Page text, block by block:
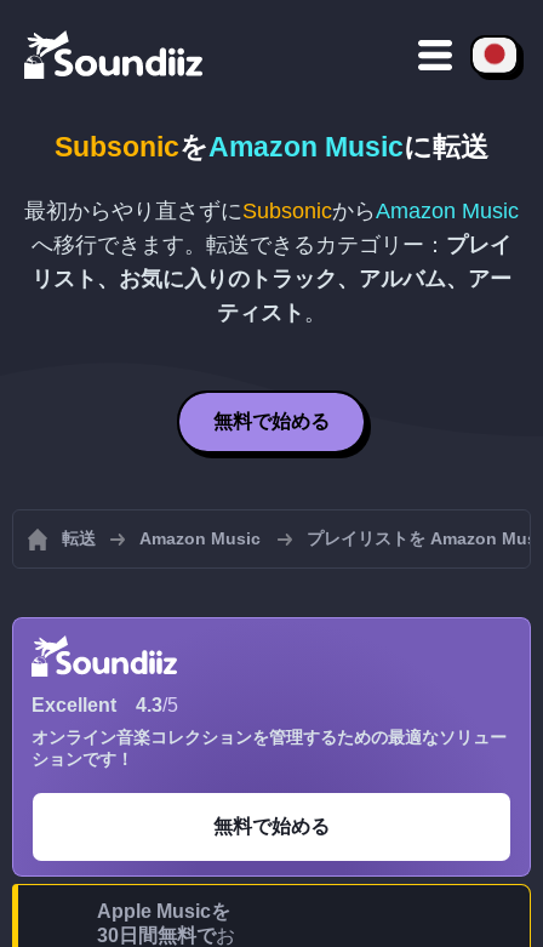
SubsonicをAmazon Musicに転送
最初からやり直さずにSubsonicからAmazon Music
へ移行できます。転送できるカテゴリー： プレイ
リスト、お気に入りのトラック、アルバム、アー
ティスト 。
無料で始める
転送 Amazon Music プレイリストを Amazon
Excellent 4.3/5
オンライン音楽コレクションを管理するための最適なソリュー
ションです！
無料で始める
Apple Musicを
30日間無料でお